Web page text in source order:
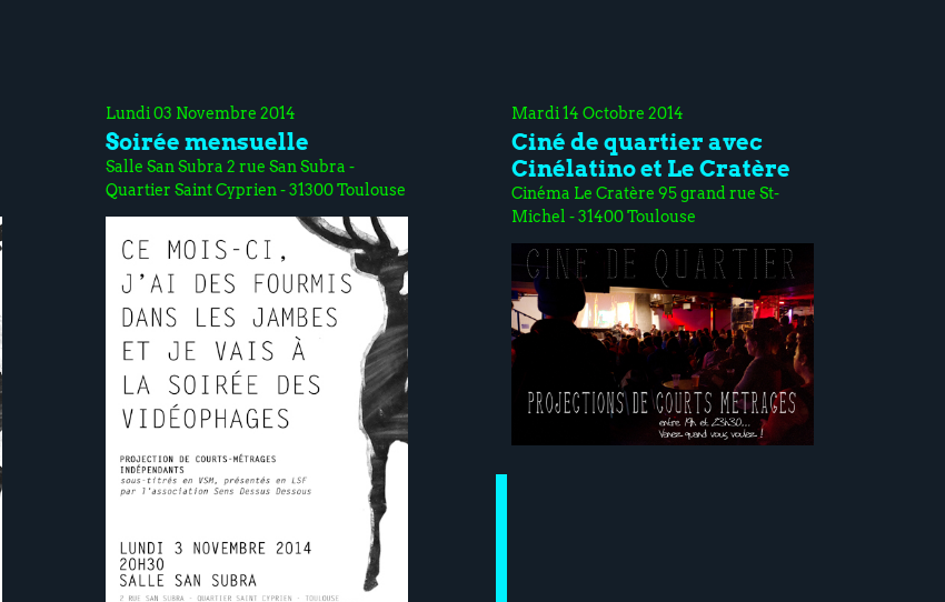
Lundi 03 Novembre 2014
Soirée mensuelle
Salle San Subra 2 rue San Subra -
Quartier Saint Cyprien - 31300 Toulouse
Mardi 14 Octobre 2014
Ciné de quartier avec
Cinélatino et Le Cratère
Cinéma Le Cratère 95 grand rue St-
Michel - 31400 Toulouse